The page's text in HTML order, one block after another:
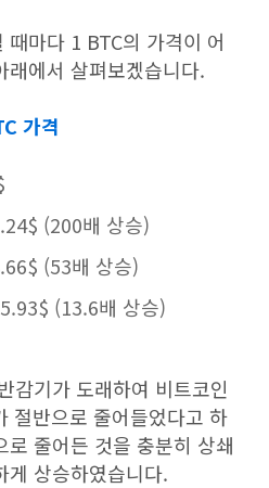
마다 1 BTC의 가격이 어
래에서 살펴보겠습니다.
가격
(200배 상승)
(53배 상승)
(13.6배 상승)
감기가 도래하여 비트코인
절반으로 줄어들었다고 하
줄어든 것을 충분히 상쇄
게 상승하였습니다.